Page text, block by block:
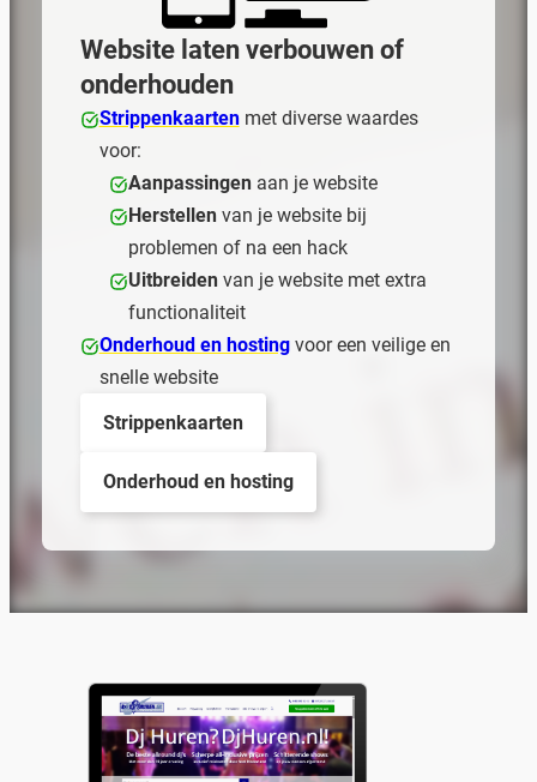
Website laten verbouwen of
onderhouden
Strippenkaartenmet diverse waardes
voor:
Aanpassingenaan je website
Herstellenvan je website bij
problemen of na een hack
Uitbreiden van je website met extra
functionaliteit
Onderhoud en hostingvoor een veilige en
snelle website
Strippenkaarten
Onderhoud en hosting